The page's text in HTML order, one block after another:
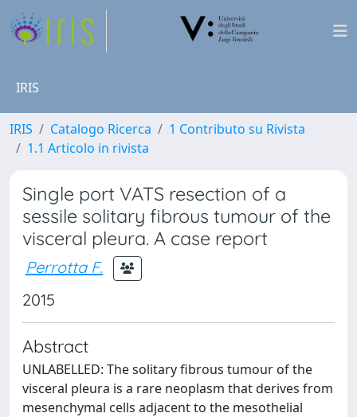
IRIS
IRIS Catalogo Ricerca
1 Contributo su Rivista
1.1 Articolo in rivista
Single port VATS resection of a
sessile solitary fibrous tumour of the
visceral pleura. A case report
Perrotta F.
2015
Abstract
UNLABELLED: The solitary fibrous tumour of the
visceral pleura is a rare neoplasm that derives from
mesenchymal cells adjacent to the mesothelial